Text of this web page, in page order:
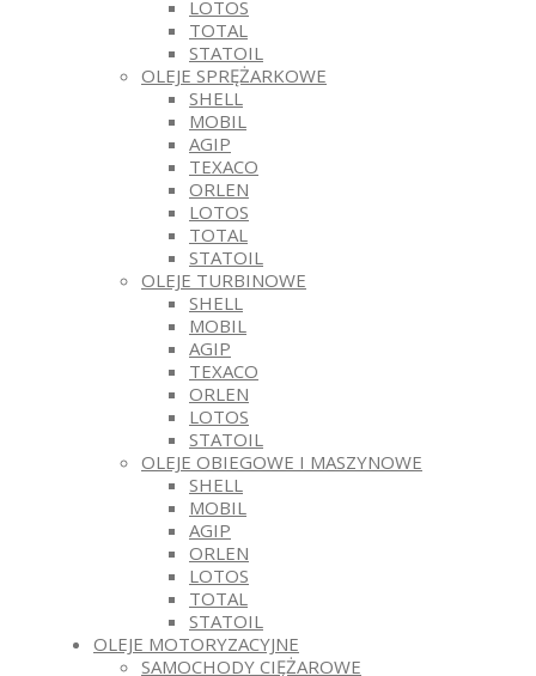
LOTOS
TOTAL
STATOIL
OLEJE SPRĘŻARKOWE
SHELL
MOBIL
AGIP
TEXACO
ORLEN
LOTOS
TOTAL
STATOIL
OLEJE TURBINOWE
SHELL
MOBIL
AGIP
TEXACO
ORLEN
LOTOS
STATOIL
OLEJE OBIEGOWE I MASZYNOWE
SHELL
MOBIL
AGIP
ORLEN
LOTOS
TOTAL
STATOIL
OLEJE MOTORYZACYJNE
SAMOCHODY CIĘŻAROWE